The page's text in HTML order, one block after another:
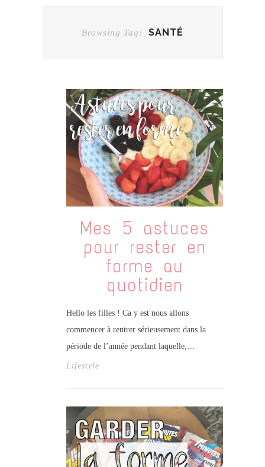
Browsing Tag: SANTÉ
Mes 5 astuces
pour rester en
forme au
quotidien
Hello les filles ! Ca y est nous allons
commencer à rentrer sérieusement dans la
période de l’année pendant laquelle,…
Lifestyle